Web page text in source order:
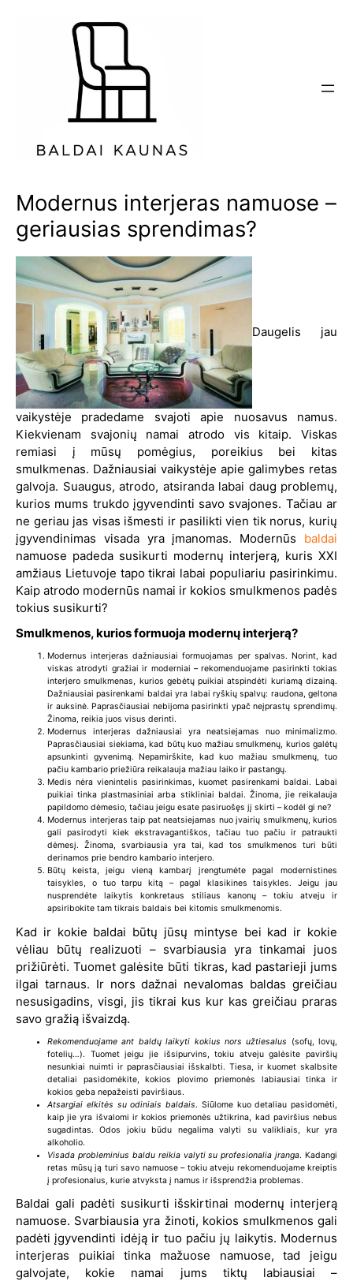
Modernus interjeras namuose –
geriausias sprendimas?
Daugelis jau
vaikystėje pradedame svajoti apie nuosavus namus.
Kiekvienam svajonių namai atrodo vis kitaip. Viskas
remiasi į mūsų pomėgius, poreikius bei kitas
smulkmenas. Dažniausiai vaikystėje apie galimybes retas
galvoja. Suaugus, atrodo, atsiranda labai daug problemų,
kurios mums trukdo įgyvendinti savo svajones. Tačiau ar
ne geriau jas visas išmesti ir pasilikti vien tik norus, kurių
įgyvendinimas visada yra įmanomas. Modernūs baldai
namuose padeda susikurti modernų interjerą, kuris XXI
amžiaus Lietuvoje tapo tikrai labai populiariu pasirinkimu.
Kaip atrodo modernūs namai ir kokios smulkmenos padės
tokius susikurti?
Smulkmenos, kurios formuoja modernų interjerą?
Modernus interjeras dažniausiai formuojamas per spalvas. Norint, kad
viskas atrodyti gražiai ir moderniai – rekomenduojame pasirinkti tokias
interjero smulkmenas, kurios gebėtų puikiai atspindėti kuriamą dizainą.
Dažniausiai pasirenkami baldai yra labai ryškių spalvų: raudona, geltona
ir auksinė. Paprasčiausiai nebijoma pasirinkti ypač neįprastų sprendimų.
Žinoma, reikia juos visus derinti.
Modernus interjeras dažniausiai yra neatsiejamas nuo minimalizmo.
Paprasčiausiai siekiama, kad būtų kuo mažiau smulkmenų, kurios galėtų
apsunkinti gyvenimą. Nepamirškite, kad kuo mažiau smulkmenų, tuo
pačiu kambario priežiūra reikalauja mažiau laiko ir pastangų.
Medis nėra vienintelis pasirinkimas, kuomet pasirenkami baldai. Labai
puikiai tinka plastmasiniai arba stikliniai baldai. Žinoma, jie reikalauja
papildomo dėmesio, tačiau jeigu esate pasiruošęs jį skirti – kodėl gi ne?
Modernus interjeras taip pat neatsiejamas nuo įvairių smulkmenų, kurios
gali pasirodyti kiek ekstravagantiškos, tačiau tuo pačiu ir patraukti
dėmesį. Žinoma, svarbiausia yra tai, kad tos smulkmenos turi būti
derinamos prie bendro kambario interjero.
Būtų keista, jeigu vieną kambarį įrengtumėte pagal modernistines
taisykles, o tuo tarpu kitą – pagal klasikines taisykles. Jeigu jau
nusprendėte laikytis konkretaus stiliaus kanonų – tokiu atveju ir
apsiribokite tam tikrais baldais bei kitomis smulkmenomis.
Kad ir kokie baldai būtų jūsų mintyse bei kad ir kokie
vėliau būtų realizuoti – svarbiausia yra tinkamai juos
prižiūrėti. Tuomet galėsite būti tikras, kad pastarieji jums
ilgai tarnaus. Ir nors dažnai nevalomas baldas greičiau
nesusigadins, visgi, jis tikrai kus kur kas greičiau praras
savo gražią išvaizdą.
Rekomenduojame ant baldų laikyti kokius nors užtiesalus (sofų, lovų,
fotelių…). Tuomet jeigu jie išsipurvins, tokiu atveju galėsite paviršių
nesunkiai nuimti ir paprasčiausiai išskalbti. Tiesa, ir kuomet skalbsite
detaliai pasidomėkite, kokios plovimo priemonės labiausiai tinka ir
kokios geba nepažeisti paviršiaus.
Atsargiai elkitės su odiniais baldais. Siūlome kuo detaliau pasidomėti,
kaip jie yra išvalomi ir kokios priemonės užtikrina, kad paviršius nebus
sugadintas. Odos jokiu būdu negalima valyti su valikliais, kur yra
alkoholio.
Visada probleminius baldu reikia valyti su profesionalia įranga. Kadangi
retas mūsų ją turi savo namuose – tokiu atveju rekomenduojame kreiptis
į profesionalus, kurie atvyksta į namus ir išsprendžia problemas.
Baldai gali padėti susikurti išskirtinai modernų interjerą
namuose. Svarbiausia yra žinoti, kokios smulkmenos gali
padėti įgyvendinti idėją ir tuo pačiu jų laikytis. Modernus
interjeras puikiai tinka mažuose namuose, tad jeigu
galvojate, kokie namai jums tiktų labiausiai –